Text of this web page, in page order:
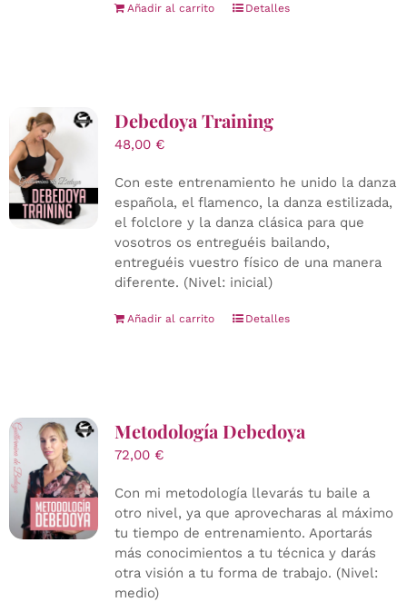
Añadir al carrito Detalles
Debedoya Training
48,00 €
Con este entrenamiento he unido la danza
española, el flamenco, la danza estilizada,
el folclore y la danza clásica para que
vosotros os entreguéis bailando,
entreguéis vuestro físico de una manera
diferente. (Nivel: inicial)
Añadir al carrito Detalles
Metodología Debedoya
72,00 €
Con mi metodología llevarás tu baile a
otro nivel, ya que aprovecharas al máximo
tu tiempo de entrenamiento. Aportarás
más conocimientos a tu técnica y darás
otra visión a tu forma de trabajo. (Nivel:
medio)